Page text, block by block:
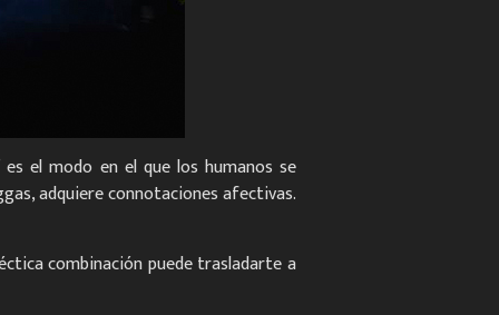
el modo en el que los humanos se
adquiere connotaciones afectivas.
combinación puede trasladarte a